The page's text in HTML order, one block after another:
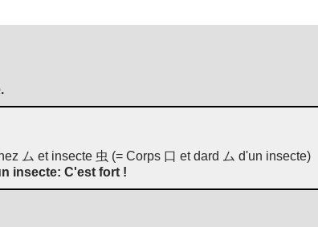
ム et insecte 虫 (= Corps 口 et dard ム d'un insecte)
insecte: C'est fort !